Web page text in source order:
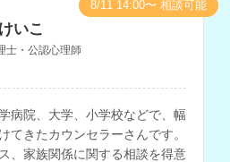
いこ
士・公認心理師
病院、大学、小学校などで、幅
てきたカウンセラーさんです。
、家族関係に関する相談を得意
8/11 14:00〜 相談可能